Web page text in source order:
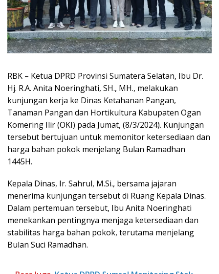
RBK – Ketua DPRD Provinsi Sumatera Selatan, Ibu Dr.
Hj. R.A. Anita Noeringhati, SH., MH., melakukan
kunjungan kerja ke Dinas Ketahanan Pangan,
Tanaman Pangan dan Hortikultura Kabupaten Ogan
Komering Ilir (OKI) pada Jumat, (8/3/2024). Kunjungan
tersebut bertujuan untuk memonitor ketersediaan dan
harga bahan pokok menjelang Bulan Ramadhan
1445H.
Kepala Dinas, Ir. Sahrul, M.Si., bersama jajaran
menerima kunjungan tersebut di Ruang Kepala Dinas.
Dalam pertemuan tersebut, Ibu Anita Noeringhati
menekankan pentingnya menjaga ketersediaan dan
stabilitas harga bahan pokok, terutama menjelang
Bulan Suci Ramadhan.